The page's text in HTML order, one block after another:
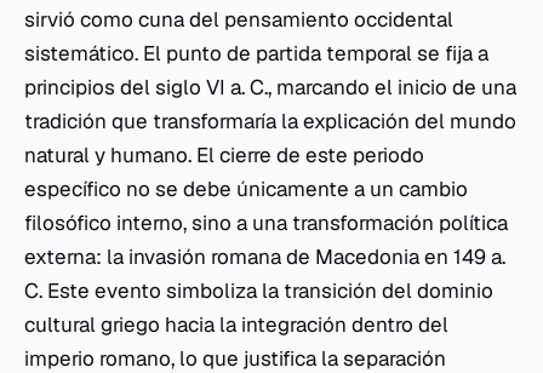
sirvió como cuna del pensamiento occidental
sistemático. El punto de partida temporal se fija a
principios del siglo VI a. C., marcando el inicio de una
tradición que transformaría la explicación del mundo
natural y humano. El cierre de este periodo
específico no se debe únicamente a un cambio
filosófico interno, sino a una transformación política
externa: la invasión romana de Macedonia en 149 a.
C. Este evento simboliza la transición del dominio
cultural griego hacia la integración dentro del
imperio romano, lo que justifica la separación